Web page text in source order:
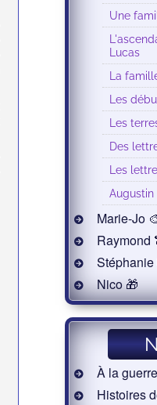
Une
Lucas
La
Les
Les
Des
Les
Augustin
Marie-Jo
Raymond
Stéphanie
Nico 🎁
À la
Histoires